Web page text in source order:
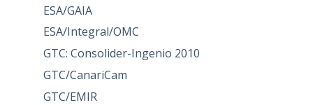
ESA/GAIA
ESA/Integral/OMC
GTC: Consolider-Ingenio 2010
GTC/CanariCam
GTC/EMIR